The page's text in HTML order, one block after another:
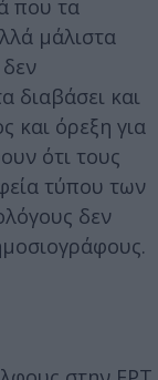
που τα
μάλιστα
διαβάσει και
και όρεξη για
ότι τους
τύπου των
δεν